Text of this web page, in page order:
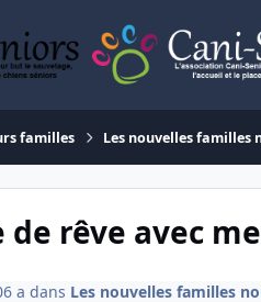
familles Les nouvelles familles
de rêve avec
6 a dans Les nouvelles familles